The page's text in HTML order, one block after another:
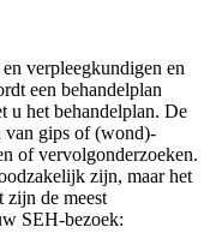
verpleegkundigen en
een behandelplan
u het behandelplan. De
van gips of (wond)-
of vervolgonderzoeken.
zijn, maar het
zijn de meest
SEH-bezoek: